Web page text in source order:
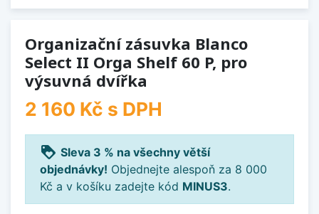
Organizační zásuvka Blanco
Select II Orga Shelf 60 P, pro
výsuvná dvířka
2 160 Kč s DPH
loyalty Sleva 3 % na všechny větší
objednávky! Objednejte alespoň za 8 000
Kč a v košíku zadejte kód MINUS3.